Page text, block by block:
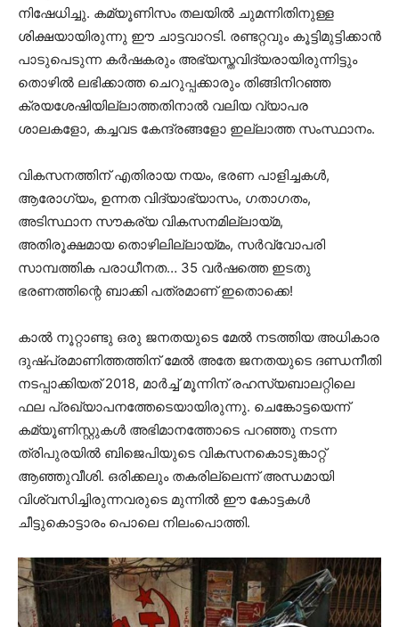
നിഷേധിച്ചു. കമ്യൂണിസം തലയില്‍ ചുമന്നിതിനുള്ള
ശിക്ഷയായിരുന്നു ഈ ചാട്ടവാറടി. രണ്ടറ്റവും കൂട്ടിമുട്ടിക്കാന്‍
പാടുപെടുന്ന കര്‍ഷകരും അഭ്യസ്തവിദ്യരായിരുന്നിട്ടും
തൊഴില്‍ ലഭിക്കാത്ത ചെറുപ്പക്കാരും തിങ്ങിനിറഞ്ഞ
ക്രയശേഷിയില്ലാത്തതിനാല്‍ വലിയ വ്യാപര
ശാലകളോ, കച്ചവട കേന്ദ്രങ്ങളോ ഇല്ലാത്ത സംസ്ഥാനം.
വികസനത്തിന് എതിരായ നയം, ഭരണ പാളിച്ചകള്‍,
ആരോഗ്യം, ഉന്നത വിദ്യാഭ്യാസം, ഗതാഗതം,
അടിസ്ഥാന സൗകര്യ വികസനമില്ലായ്മ,
അതിരൂക്ഷമായ തൊഴിലില്ലായ്മം, സര്‍വ്വോപരി
സാമ്പത്തിക പരാധീനത… 35 വര്‍ഷത്തെ ഇടതു
ഭരണത്തിന്റെ ബാക്കി പത്രമാണ് ഇതൊക്കെ!
കാല്‍ നൂറ്റാണ്ടു ഒരു ജനതയുടെ മേല്‍ നടത്തിയ അധികാര
ദുഷ്പ്രമാണിത്തത്തിന് മേല്‍ അതേ ജനതയുടെ ദണ്ഡനീതി
നടപ്പാക്കിയത് 2018, മാര്‍ച്ച് മൂന്നിന് രഹസ്യബാലറ്റിലെ
ഫല പ്രഖ്യാപനത്തേടെയായിരുന്നു. ചെങ്കോട്ടയെന്ന്
കമ്യൂണിസ്റ്റുകള്‍ അഭിമാനത്തോടെ പറഞ്ഞു നടന്ന
ത്രിപുരയില്‍ ബിജെപിയുടെ വികസനകൊടുങ്കാറ്റ്
ആഞ്ഞുവീശി. ഒരിക്കലും തകരില്ലെന്ന് അന്ധമായി
വിശ്വസിച്ചിരുന്നവരുടെ മുന്നില്‍ ഈ കോട്ടകള്‍
ചീട്ടുകൊട്ടാരം പൊലെ നിലംപൊത്തി.